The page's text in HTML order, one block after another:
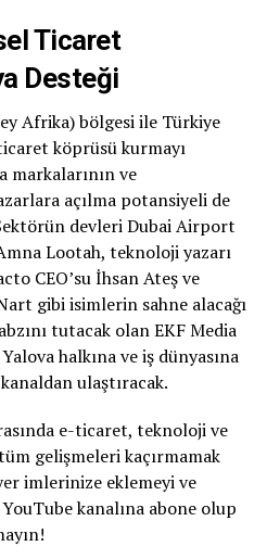
Ticaret
Desteği
Afrika) bölgesi ile Türkiye
köprüsü kurmayı
markalarının ve
açılma potansiyeli de
devleri Dubai Airport
Lootah, teknoloji yazarı
CEO’su İhsan Ateş ve
gibi isimlerin sahne alacağı
tutacak olan EKF Media
halkına ve iş dünyasına
ulaştıracak.
e-ticaret, teknoloji ve
gelişmeleri kaçırmamak
imlerinize eklemeyi ve
YouTube kanalına abone olup